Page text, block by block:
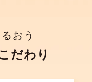
おう
だわり